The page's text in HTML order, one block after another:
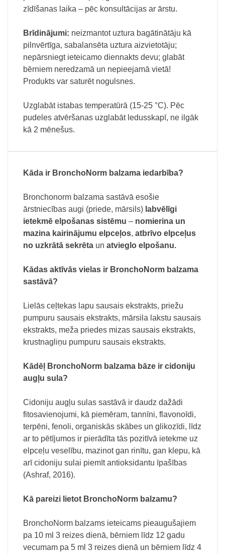
zīdīšanas laika – pēc konsultācijas ar ārstu.
Brīdinājumi: neizmantot uztura bagātinātāju kā
pilnvērtīga, sabalansēta uztura aizvietotāju;
nepārsniegt ieteicamo diennakts devu; glabāt
bērniem neredzamā un nepieejamā vietā!
Produkts var saturēt nogulsnes.
Uzglabāt istabas temperatūrā (15-25 °C). Pēc
pudeles atvēršanas uzglabāt ledusskapī, ne ilgāk
kā 2 mēnešus.
Kāda ir BronchoNorm balzama iedarbība?
Bronchonorm balzama sastāvā esošie
ārstniecības augi (priede, mārsils) labvēlīgi
ietekmē elpošanas sistēmu – nomierina un
mazina kairinājumu elpceļos, atbrīvo elpceļus
no uzkrātā sekrēta un atvieglo elpošanu.
Kādas aktīvās vielas ir BronchoNorm balzama
sastāvā?
Lielās ceļtekas lapu sausais ekstrakts, priežu
pumpuru sausais ekstrakts, mārsila lakstu sausais
ekstrakts, meža priedes mizas sausais ekstrakts,
krustnagliņu pumpuru sausais ekstrakts.
Kādēļ BronchoNorm balzama bāze ir cidoniju
augļu sula?
Cidoniju augļu sulas sastāvā ir daudz dažādi
fitosavienojumi, kā piemēram, tannīni, flavonoīdi,
terpēni, fenoli, organiskās skābes un glikozīdi, līdz
ar to pētījumos ir pierādīta tās pozitīvā ietekme uz
elpceļu veselību, mazinot gan rinītu, gan klepu, kā
arī cidoniju sulai piemīt antioksidantu īpašības
(Ashraf, 2016).
Kā pareizi lietot BronchoNorm balzamu?
BronchoNorm balzams ieteicams pieaugušajiem
pa 10 ml 3 reizes dienā, bērniem līdz 12 gadu
vecumam pa 5 ml 3 reizes dienā un bērniem līdz 4